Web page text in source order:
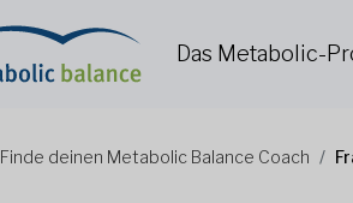
Das Metabolic-
Finde deinen Metabolic Balance Coach